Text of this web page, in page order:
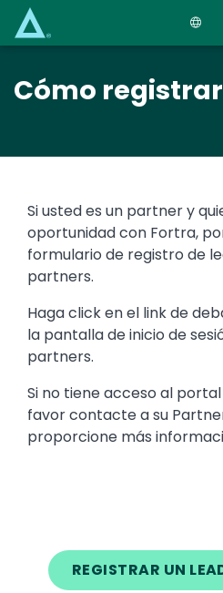
Cómo
Si usted es un partner y
oportunidad con Fortra,
formulario de registro de
partners.
Haga click en el link de
la pantalla de inicio de
partners.
Si no tiene acceso al
favor contacte a su
proporcione más
REGISTRAR UN